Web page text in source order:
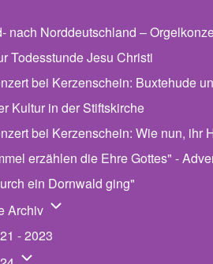
von Konzerte
nach Norddeutschland –
Todesstunde Jesu Christi
bei Kerzenschein: Buxtehude
Kultur in der Stiftskirche
bei Kerzenschein: Wie nun, ihr
erzählen die Ehre Gottes" -
ein Dornwald ging"
Archiv Unternavigation von Konzerte
- 2023